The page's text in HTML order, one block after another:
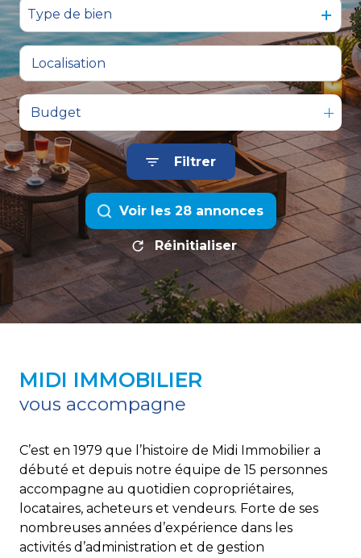
Type de bien
Budget
Filtrer
Voir les 28annonces
Réinitialiser
MIDI IMMOBILIER
vous accompagne
C’est en 1979 que l’histoire de Midi Immobilier a
débuté et depuis notre équipe de 15 personnes
accompagne au quotidien copropriétaires,
locataires, acheteurs et vendeurs. Forte de ses
nombreuses années d’expérience dans les
activités d’administration et de gestion